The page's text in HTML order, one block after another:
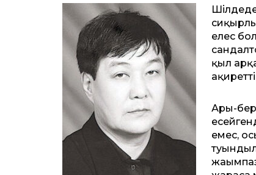
сиқырлы
елес
қыл
Арғы-
емес,